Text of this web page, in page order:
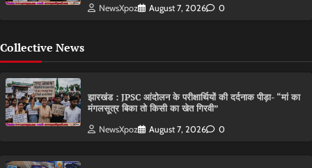
NewsXpoz August 7, 2026 0
Collective News
झारखंड : JPSC आंदोलन के परीक्षार्थियों की दर्दनाक पीड़ा- “मां का
मंगलसूत्र बिका तो किसी का खेत गिरवी”
NewsXpoz August 7, 2026 0